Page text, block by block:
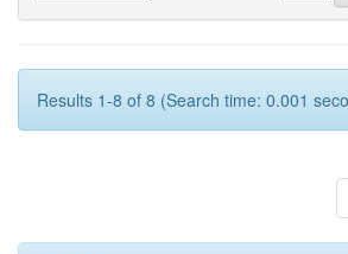
Results 1-8 of 8 (Search time: 0.001